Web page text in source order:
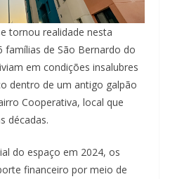
tornou realidade nesta
famílias de São Bernardo do
em condições insalubres
dentro de um antigo galpão
Cooperativa, local que
décadas.
do espaço em 2024, os
financeiro por meio de